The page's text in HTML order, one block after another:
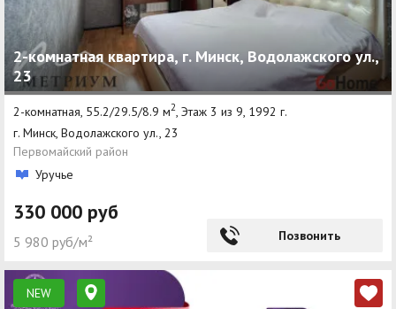
2-комнатная квартира, г. Минск, Водолажского ул.,
23
2-комнатная, 55.2/29.5/8.9 м2 , Этаж 3 из 9, 1992 г.
г. Минск, Водолажского ул., 23
Первомайский район
Уручье
330 000 руб
5 980 руб/м² Позвонить
NEW